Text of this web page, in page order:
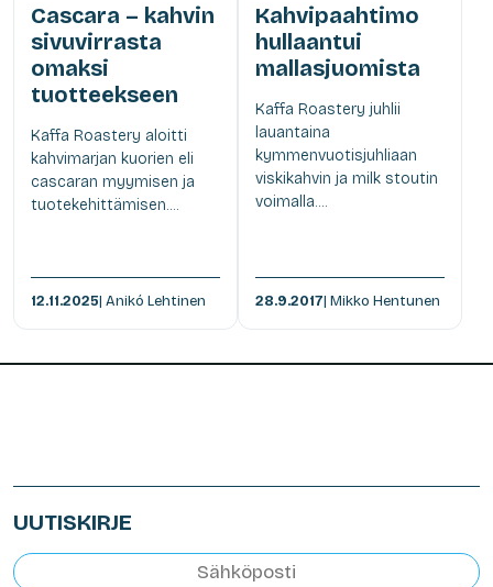
Cascara – kahvin
sivuvirrasta
omaksi
tuotteekseen
Kaffa Roastery aloitti
kahvimarjan kuorien eli
cascaran myymisen ja
tuotekehittämisen....
12.11.2025| Anikó Lehtinen
Kahvipaahtimo
hullaantui
mallasjuomista
Kaffa Roastery juhlii
lauantaina
kymmenvuotisjuhliaan
viskikahvin ja milk stoutin
voimalla....
28.9.2017| Mikko Hentunen
UUTISKIRJE